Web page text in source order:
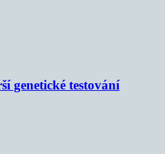
genetické testování